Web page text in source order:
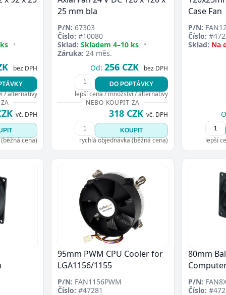
Přejít do poptávky Zavřít
•
bez DPH
/ alternativy
vč. DPH
cena)
25 mm bla
P/N: 67303
Číslo: #10080
Sklad: Skladem 4–10 ks •
Záruka: 24 měs.
Od: 256 CZK bez DPH
DO POPTÁVKY
lepší cena / množství / alternativy
NEBO KOUPIT ZA
318 CZK vč. DPH
KOUPIT
rychlá objednávka (běžná cena)
Case Fan
P/N:
Číslo:
Sklad: Na
lepší
95mm PWM CPU Cooler for
LGA1156/1155
P/N: FAN1156PWM
Číslo: #47281
80mm
P/N:
Číslo: